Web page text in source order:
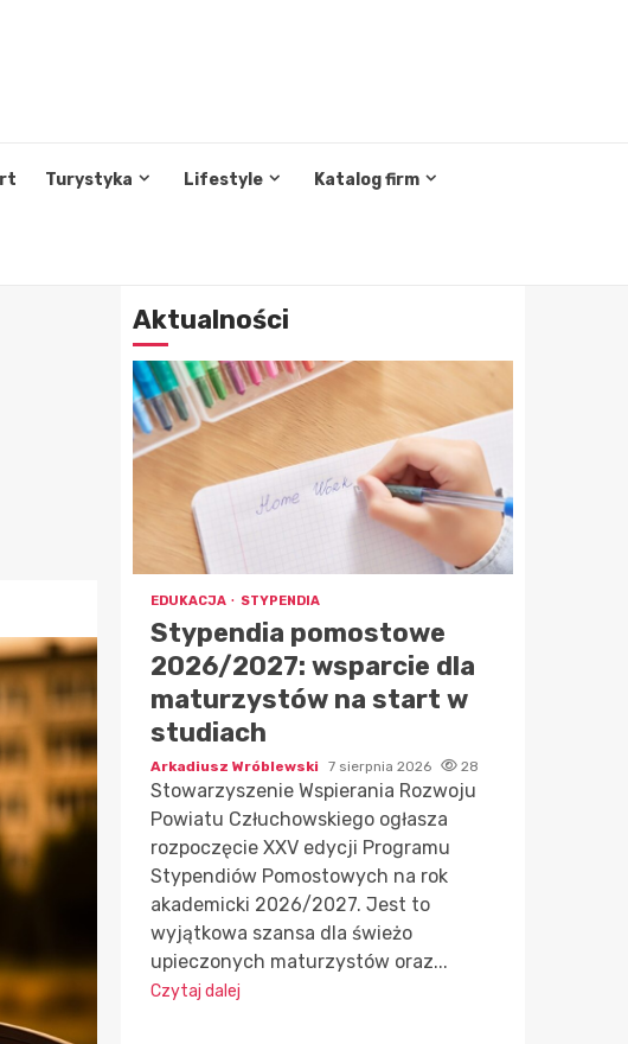
Turystyka Lifestyle Katalog firm
Aktualności
EDUKACJA STYPENDIA
Stypendia pomostowe
2026/2027: wsparcie dla
maturzystów na start w
studiach
Arkadiusz Wróblewski 7 sierpnia 2026 28
Stowarzyszenie Wspierania Rozwoju
Powiatu Człuchowskiego ogłasza
rozpoczęcie XXV edycji Programu
Stypendiów Pomostowych na rok
akademicki 2026/2027. Jest to
wyjątkowa szansa dla świeżo
upieczonych maturzystów oraz...
Czytaj dalej